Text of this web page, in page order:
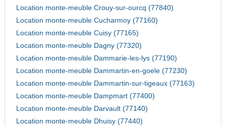
Location monte-meuble Crouy-sur-ourcq (77840)
Location monte-meuble Cucharmoy (77160)
Location monte-meuble Cuisy (77165)
Location monte-meuble Dagny (77320)
Location monte-meuble Dammarie-les-lys (77190)
Location monte-meuble Dammartin-en-goele (77230)
Location monte-meuble Dammartin-sur-tigeaux (77163)
Location monte-meuble Dampmart (77400)
Location monte-meuble Darvault (77140)
Location monte-meuble Dhuisy (77440)